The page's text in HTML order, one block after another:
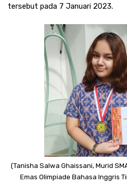
tersebut pada 7 Januari 2023.
(Tanisha Salwa Ghaissani, Murid
Emas Olimpiade Bahasa Inggris